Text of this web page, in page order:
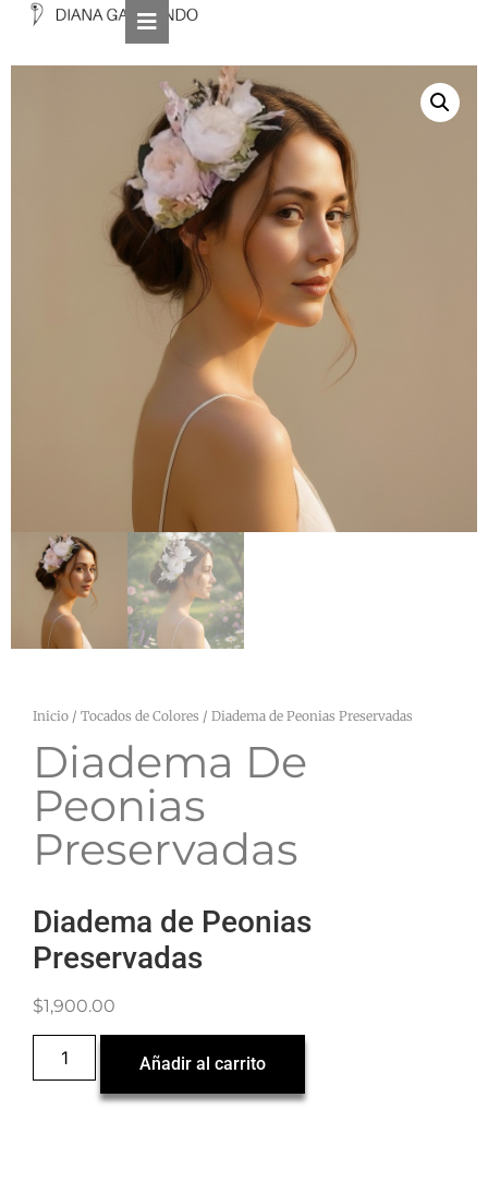
Inicio / Tocados de Colores / Diadema de Peonias Preservadas
Diadema De
Peonias
Preservadas
Diadema de Peonias
Preservadas
$1,900.00
Añadir al carrito